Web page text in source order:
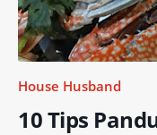
House Husband
10 Tips